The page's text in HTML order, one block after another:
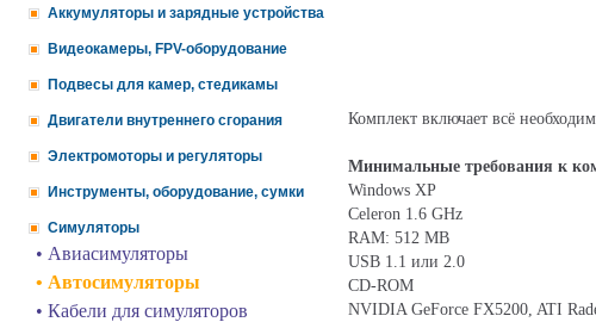
Аккумуляторы и зарядные устройства
Видеокамеры, FPV-оборудование
Подвесы для камер, стедикамы
Двигатели внутреннего сгорания
Электромоторы и регуляторы
Инструменты, оборудование, сумки
Симуляторы
• Авиасимуляторы
• Автосимуляторы
• Кабели для симуляторов
Комплект включает всё
Минимальные требования к
Windows XP
Celeron 1.6 GHz
RAM: 512 MB
USB 1.1 или 2.0
CD-ROM
NVIDIA GeForce FX5200, ATI